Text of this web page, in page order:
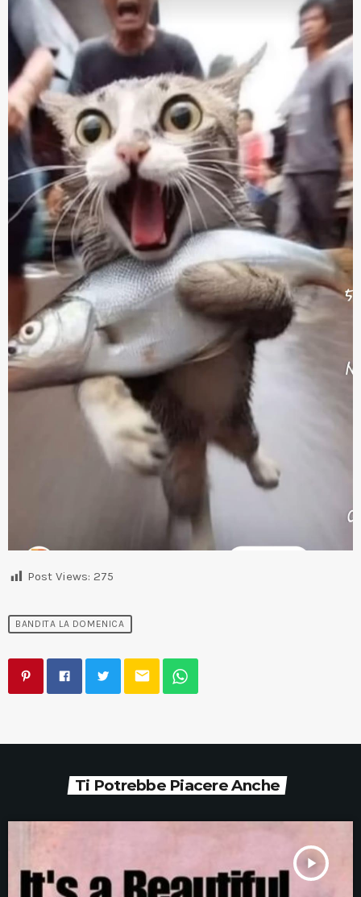
Post Views: 275
BANDITA LA DOMENICA
email
Ti Potrebbe Piacere Anche
play_arrow